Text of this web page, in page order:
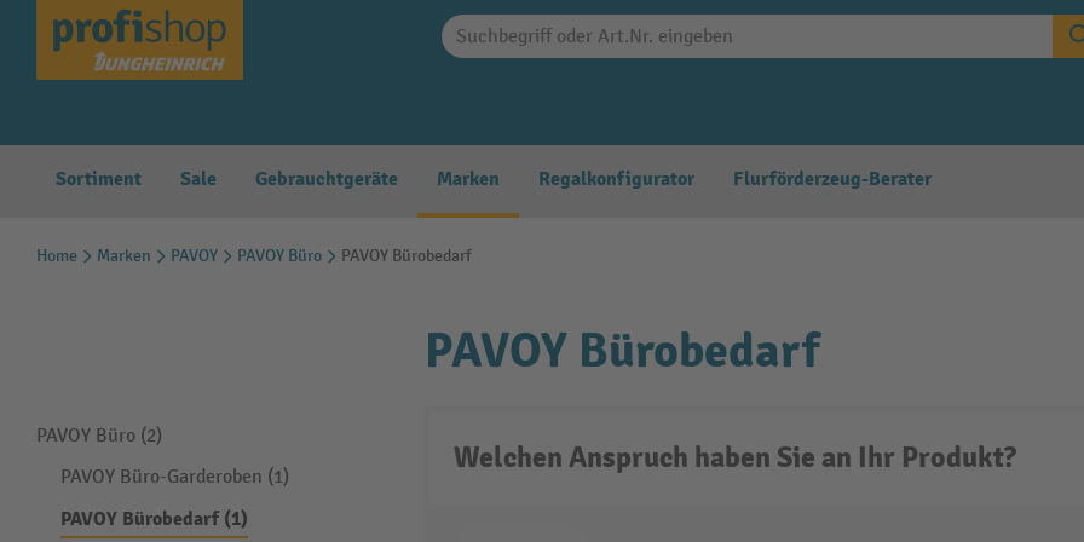
Zur Hauptnavigation springen
Sortiment Sale Gebrauchtgeräte Marken Regalkonfigurator Flurförderzeug-Berater
Home Marken PAVOY PAVOY Büro PAVOY Bürobedarf
PAVOY Büro (2)
PAVOY Büro-Garderoben (1)
PAVOY Bürobedarf (1)
PAVOY Bürobedarf
Welchen Anspruch haben Sie an Ihr Produkt?